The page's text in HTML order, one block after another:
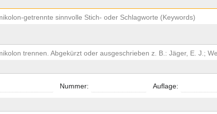
getrennte sinnvolle Stich- oder Schlagworte (Keywords)
trennen. Abgekürzt oder ausgeschrieben z. B.: Jäger, E. J.;
Nummer: Auflage: